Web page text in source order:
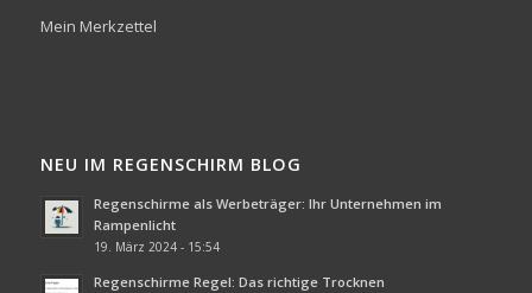
Mein Merkzettel
NEU IM REGENSCHIRM BLOG
Regenschirme als Werbeträger: Ihr Unternehmen im
Rampenlicht
19. März 2024 - 15:54
Regenschirme Regel: Das richtige Trocknen